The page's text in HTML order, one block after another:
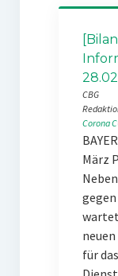
CBG
Corona
März
gegen
für